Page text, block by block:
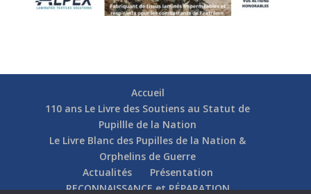
Accueil
110 ans Le Livre des Soutiens au Statut de
Pupillle de la Nation
Le Livre Blanc des Pupilles de la Nation &
Orphelins de Guerre
Actualités
Présentation
RECONNAISSANCE et RÉPARATION